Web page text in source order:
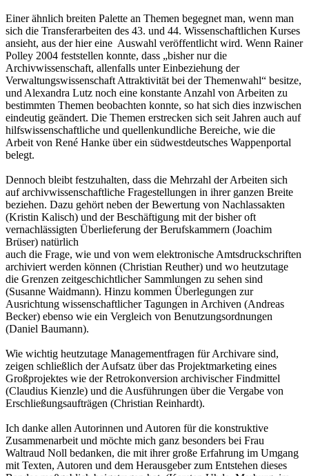
Einer ähnlich breiten Palette an Themen begegnet man, wenn man
sich die Transferarbeiten des 43. und 44. Wissenschaftlichen Kurses
ansieht, aus der hier eine Auswahl veröffentlicht wird. Wenn Rainer
Polley 2004 feststellen konnte, dass „bisher nur die
Archivwissenschaft, allenfalls unter Einbeziehung der
Verwaltungswissenschaft Attraktivität bei der Themenwahl“ besitze,
und Alexandra Lutz noch eine konstante Anzahl von Arbeiten zu
bestimmten Themen beobachten konnte, so hat sich dies inzwischen
eindeutig geändert. Die Themen erstrecken sich seit Jahren auch auf
hilfswissenschaftliche und quellenkundliche Bereiche, wie die
Arbeit von René Hanke über ein südwestdeutsches Wappenportal
belegt.
Dennoch bleibt festzuhalten, dass die Mehrzahl der Arbeiten sich
auf archivwissenschaftliche Fragestellungen in ihrer ganzen Breite
beziehen. Dazu gehört neben der Bewertung von Nachlassakten
(Kristin Kalisch) und der Beschäftigung mit der bisher oft
vernachlässigten Überlieferung der Berufskammern (Joachim
Brüser) natürlich
auch die Frage, wie und von wem elektronische Amtsdruckschriften
archiviert werden können (Christian Reuther) und wo heutzutage
die Grenzen zeitgeschichtlicher Sammlungen zu sehen sind
(Susanne Waidmann). Hinzu kommen Überlegungen zur
Ausrichtung wissenschaftlicher Tagungen in Archiven (Andreas
Becker) ebenso wie ein Vergleich von Benutzungsordnungen
(Daniel Baumann).
Wie wichtig heutzutage Managementfragen für Archivare sind,
zeigen schließlich der Aufsatz über das Projektmarketing eines
Großprojektes wie der Retrokonversion archivischer Findmittel
(Claudius Kienzle) und die Ausführungen über die Vergabe von
Erschließungsaufträgen (Christian Reinhardt).
Ich danke allen Autorinnen und Autoren für die konstruktive
Zusammenarbeit und möchte mich ganz besonders bei Frau
Waltraud Noll bedanken, die mit ihrer große Erfahrung im Umgang
mit Texten, Autoren und dem Herausgeber zum Entstehen dieses